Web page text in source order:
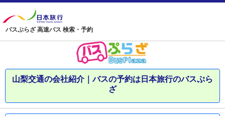
バスぷらざ 高速バス 検索・予約
山梨交通の会社紹介｜バスの予約は日本旅行のバスぷら
ざ